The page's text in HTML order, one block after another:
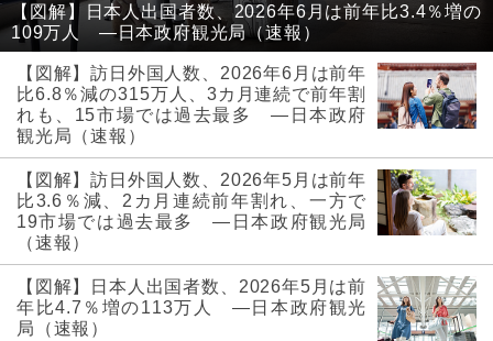
【図解】日本人出国者数、2026年6月は前年比3.4％増の
109万人 ―日本政府観光局（速報）
【図解】訪日外国人数、2026年6月は前年
比6.8％減の315万人、3カ月連続で前年割
れも、15市場では過去最多 ―日本政府
観光局（速報）
【図解】訪日外国人数、2026年5月は前年
比3.6％減、2カ月連続前年割れ、一方で
19市場では過去最多 ―日本政府観光局
（速報）
【図解】日本人出国者数、2026年5月は前
年比4.7％増の113万人 ―日本政府観光
局（速報）